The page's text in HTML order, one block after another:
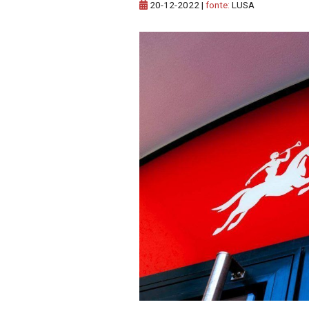
20-12-2022 | fonte: LUSA